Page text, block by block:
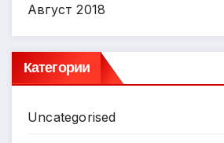
Август 2018
Категории
Uncategorised